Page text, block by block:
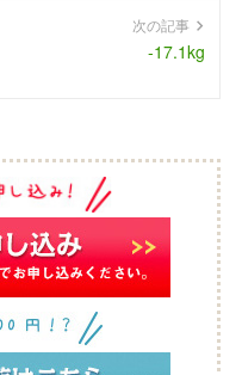
次の記事
-17.1kg